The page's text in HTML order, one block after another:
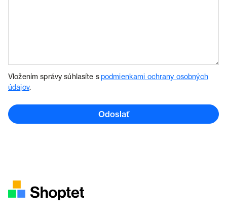
Vložením správy súhlasíte spodmienkami ochrany osobných
údajov.
Odoslať